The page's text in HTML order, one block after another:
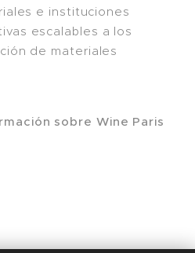
e instituciones
escalables a los
de materiales
sobre Wine Paris